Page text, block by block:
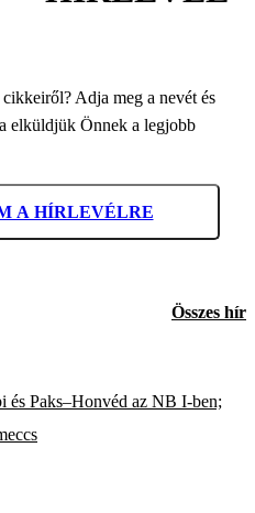
Adja meg a nevét és
elküldjük Önnek a legjobb
A HÍRLEVÉLRE
Összes hír
és Paks–Honvéd az NB I-ben;